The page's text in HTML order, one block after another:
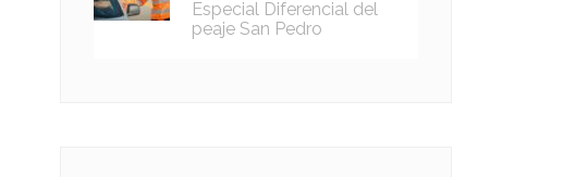
Especial Diferencial del
peaje San Pedro